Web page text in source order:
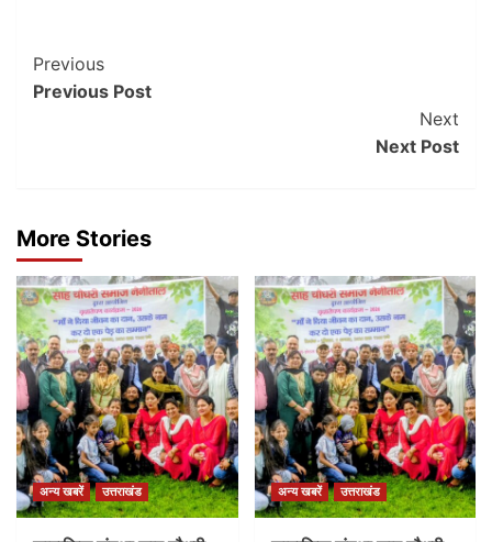
Post
Navigation
Previous
Previous Post
Next
Next Post
More Stories
अन्य खबरें उत्तराखंड अन्य खबरें उत्तराखंड